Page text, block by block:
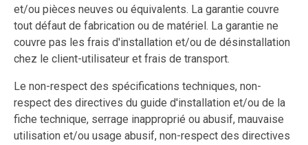
et/ou pièces neuves ou équivalents. La garantie couvre
tout défaut de fabrication ou de matériel. La garantie ne
couvre pas les frais d'installation et/ou de désinstallation
chez le client-utilisateur et frais de transport.
Le non-respect des spécifications techniques, non-
respect des directives du guide d'installation et/ou de la
fiche technique, serrage inapproprié ou abusif, mauvaise
utilisation et/ou usage abusif, non-respect des directives